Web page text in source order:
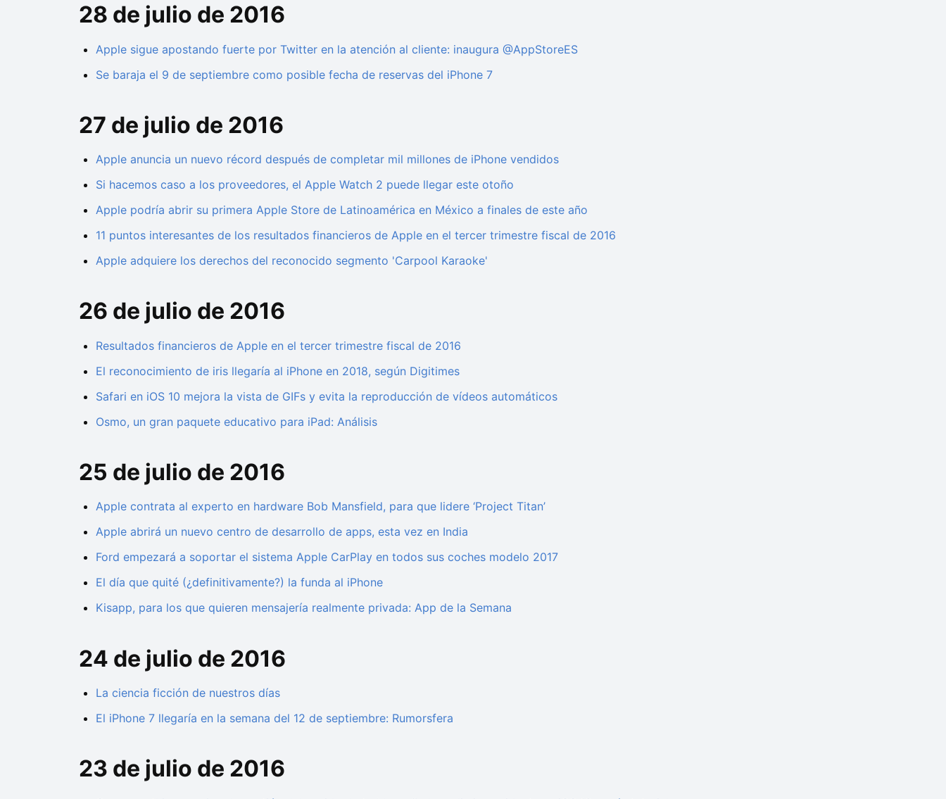
28 de julio de 2016
Apple sigue apostando fuerte por Twitter en la atención al cliente: inaugura @AppStoreES
Se baraja el 9 de septiembre como posible fecha de reservas del iPhone 7
27 de julio de 2016
Apple anuncia un nuevo récord después de completar mil millones de iPhone vendidos
Si hacemos caso a los proveedores, el Apple Watch 2 puede llegar este otoño
Apple podría abrir su primera Apple Store de Latinoamérica en México a finales de este año
11 puntos interesantes de los resultados financieros de Apple en el tercer trimestre fiscal de 2016
Apple adquiere los derechos del reconocido segmento 'Carpool Karaoke'
26 de julio de 2016
Resultados financieros de Apple en el tercer trimestre fiscal de 2016
El reconocimiento de iris llegaría al iPhone en 2018, según Digitimes
Safari en iOS 10 mejora la vista de GIFs y evita la reproducción de vídeos automáticos
Osmo, un gran paquete educativo para iPad: Análisis
25 de julio de 2016
Apple contrata al experto en hardware Bob Mansfield, para que lidere ‘Project Titan’
Apple abrirá un nuevo centro de desarrollo de apps, esta vez en India
Ford empezará a soportar el sistema Apple CarPlay en todos sus coches modelo 2017
El día que quité (¿definitivamente?) la funda al iPhone
Kisapp, para los que quieren mensajería realmente privada: App de la Semana
24 de julio de 2016
La ciencia ficción de nuestros días
El iPhone 7 llegaría en la semana del 12 de septiembre: Rumorsfera
23 de julio de 2016